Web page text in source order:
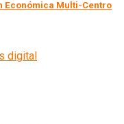
Económica Multi-Centro